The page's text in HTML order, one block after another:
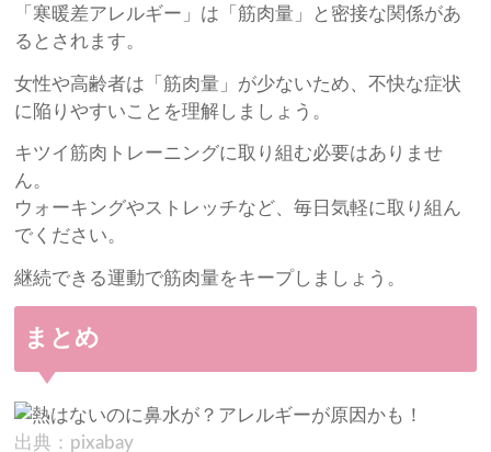
「寒暖差アレルギー」は「筋肉量」と密接な関係があ
るとされます。
女性や高齢者は「筋肉量」が少ないため、不快な症状
に陥りやすいことを理解しましょう。
キツイ筋肉トレーニングに取り組む必要はありませ
ん。
ウォーキングやストレッチなど、毎日気軽に取り組ん
でください。
継続できる運動で筋肉量をキープしましょう。
まとめ
出典：pixabay